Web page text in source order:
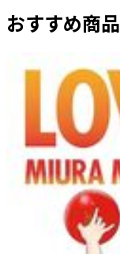
おすすめ商品